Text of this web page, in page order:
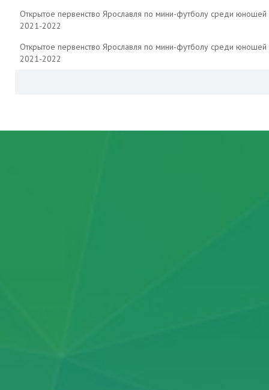
Открытое первенство Ярославля по мини-футболу среди юношей
2021-2022
Открытое первенство Ярославля по мини-футболу среди юношей
2021-2022